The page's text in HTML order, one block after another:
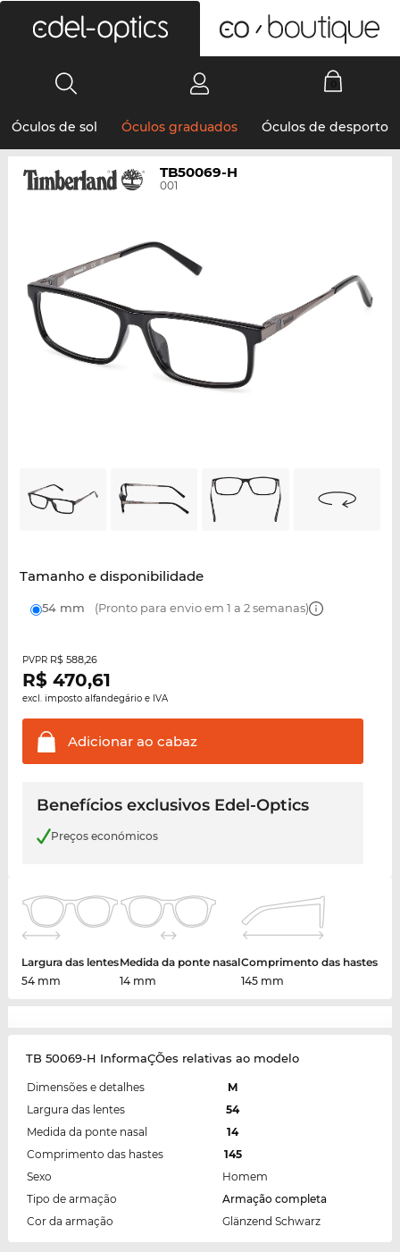
Óculos de sol Óculos graduados Óculos de desporto
TB50069-H
001
Tamanho e disponibilidade
54 mm (Pronto para envio em 1 a 2 semanas)
PVPR R$ 588,26
R$ 470,61
excl. imposto alfandegário e IVA
Adicionar ao cabaz
Benefícios exclusivos Edel-Optics
Preços económicos
Largura das lentes
54 mm
Medida da ponte nasal
14 mm
Comprimento das hastes
145 mm
TB 50069-H InformaÇÕes relativas ao modelo
Dimensões e detalhes
M
Largura das lentes
54
Medida da ponte nasal
14
Comprimento das hastes
145
Sexo
Homem
Tipo de armação
Armação completa
Cor da armação
Glänzend Schwarz